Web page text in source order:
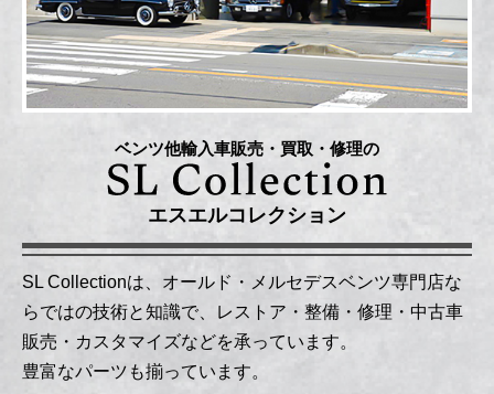
ベンツ他輸入車販売・買取・修理の
エスエルコレクション
SL Collectionは、オールド・メルセデスベンツ専門店な
らではの技術と知識で、レストア・整備・修理・中古車
販売・カスタマイズなどを承っています。
豊富なパーツも揃っています。